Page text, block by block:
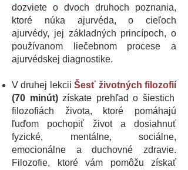
dozviete o dvoch druhoch poznania,
ktoré núka ajurvéda, o cieľoch
ajurvédy, jej základných princípoch, o
používanom liečebnom procese a
ajurvédskej diagnostike.
V druhej lekciiŠesť životných filozofií
(70 minút)získate prehľad o šiestich
filozofiách života, ktoré pomáhajú
ľuďom pochopiť život a dosiahnuť
fyzické, mentálne, sociálne,
emocionálne a duchovné zdravie.
Filozofie, ktoré vám pomôžu získať